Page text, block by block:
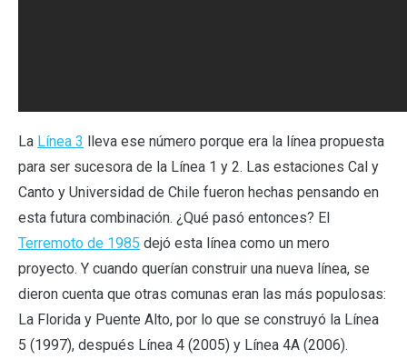
La Línea 3 lleva ese número porque era la línea propuesta
para ser sucesora de la Línea 1 y 2. Las estaciones Cal y
Canto y Universidad de Chile fueron hechas pensando en
esta futura combinación. ¿Qué pasó entonces? El
Terremoto de 1985 dejó esta línea como un mero
proyecto. Y cuando querían construir una nueva línea, se
dieron cuenta que otras comunas eran las más populosas:
La Florida y Puente Alto, por lo que se construyó la Línea
5 (1997), después Línea 4 (2005) y Línea 4A (2006).